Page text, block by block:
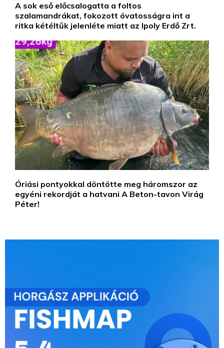
A sok eső előcsalogatta a foltos
szalamandrákat, fokozott óvatosságra int a
ritka kétéltűk jelenléte miatt az Ipoly Erdő Zrt.
Óriási pontyokkal döntötte meg háromszor az
egyéni rekordját a hatvani A Beton-tavon Virág
Péter!